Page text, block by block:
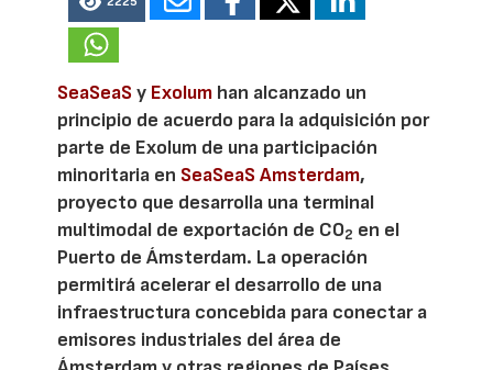
SeaSeaSy Exolum han alcanzado un
principio de acuerdo para la adquisición por
parte de Exolum de una participación
minoritaria en SeaSeaS Amsterdam,
proyecto que desarrolla una terminal
multimodal de exportación de CO2 en el
Puerto de Ámsterdam. La operación
permitirá acelerar el desarrollo de una
infraestructura concebida para conectar a
emisores industriales del área de